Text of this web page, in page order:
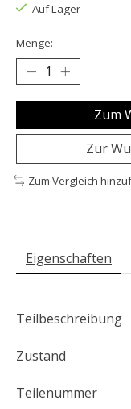
Auf Lager
Menge:
Zum
Zur
Zum Vergleich
Eigenschaften
Teilbeschreibung
Zustand
Teilenummer